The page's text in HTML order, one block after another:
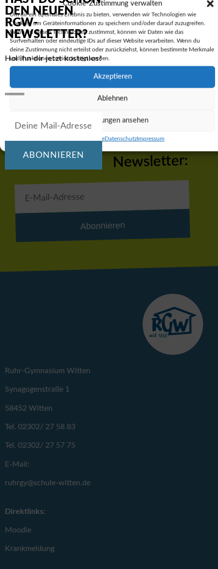
Cookie-Zustimmung verwalten
Um dir ein optimales Erlebnis zu bieten, verwenden wir Technologien wie
Cookies, um Geräteinformationen zu speichern und/oder darauf zuzugreifen.
Wenn du diesen Technologien zustimmst, können wir Daten wie das
Surfverhalten oder eindeutige IDs auf dieser Website verarbeiten. Wenn du
deine Zustimmung nicht erteilst oder zurückziehst, können bestimmte Merkmale
und Funktionen beeinträchtigt werden.
Akzeptieren
Ablehnen
Einstellungen ansehen
Cookie-RichtlinieDatenschutzImpressum
VORIGER
Kinder-Uni am Ruhr-Gymnasium Witten: Forscher berichtet von Extremen auf Spitzbergen und dem Mars
NÄCHSTER
Der Kunstkalender 2026 ist da!
Hol dir den RGW-
Newsletter:
Abonnieren
Ruhr-Gymnasium Witten
Synagogenstraße 1
58452 Witten
Tel. 02302/ 27 58 83
Tel. 02302/ 27 57 75
E-Mail:
ruhrgy@schule-witten.de
Direktlinks:
Moodle
Krankmeldung
DEN NEUEN
RGW-
NEWSLETTER?
Hol ihn dir jetzt kostenlos!
ABONNIEREN